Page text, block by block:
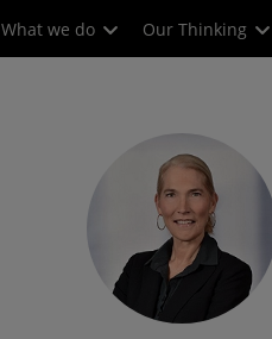
What we do Our Thinking